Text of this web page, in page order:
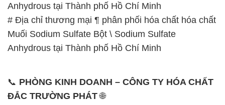
Anhydrous tại Thành phố Hồ Chí Minh
# Địa chỉ thương mại ¶ phân phối hóa chất hóa chất
Muối Sodium Sulfate Bột \ Sodium Sulfate
Anhydrous tại Thành phố Hồ Chí Minh
📞 PHÒNG KINH DOANH – CÔNG TY HÓA CHẤT
ĐẮC TRƯỜNG PHÁT🌐